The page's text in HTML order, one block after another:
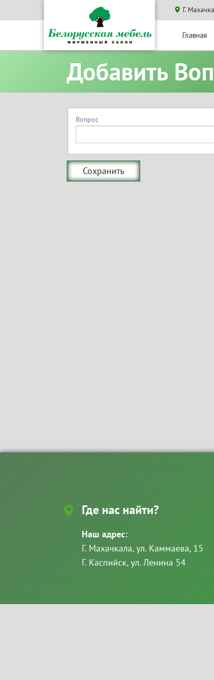
Г.
Главная
Добавить
Вопрос
Где нас найти?
Наш адрес:
Г. Махачкала, ул. Каммаева, 15
Г. Каспийск, ул. Ленина 54